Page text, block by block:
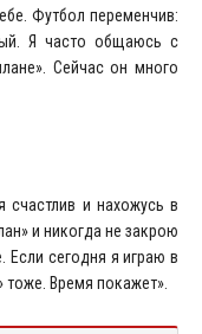
Футбол переменчив:
Я часто общаюсь с
Сейчас он много
счастлив и нахожусь в
и никогда не закрою
Если сегодня я играю в
тоже. Время покажет».